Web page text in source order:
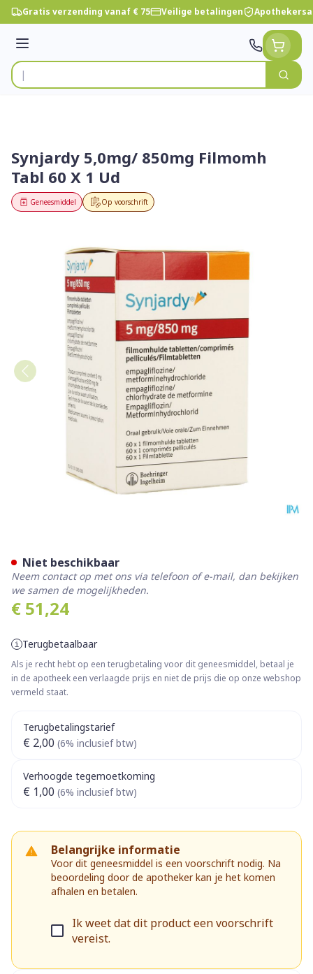
Ga naar de inhoud
Gratis verzending vanaf € 75 Veilige betalingen
Menu
Product, merk, categorie...
Zoek
Synjardy 5,0mg/ 850mg Filmomh
Tabl 60 X 1 Ud
Op voorschrift
Geneesmiddel
€ 51,24
Terugbetaalbaar
Als je recht hebt op een terugbetaling voor dit geneesmiddel, betaal je
in de apotheek een verlaagde prijs en niet de prijs die op onze webshop
vermeld staat.
Terugbetalingstarief
€ 2,00 (6% inclusief btw)
Verhoogde tegemoetkoming
€ 1,00 (6% inclusief btw)
Belangrijke informatie
Voor dit geneesmiddel is een voorschrift nodig. Na
beoordeling door de apotheker kan je het komen
afhalen en betalen.
Ik weet dat dit product een voorschrift
vereist.
Niet beschikbaar
Neem contact op met ons via telefoon of e-mail, dan bekijken
we samen de mogelijkheden.